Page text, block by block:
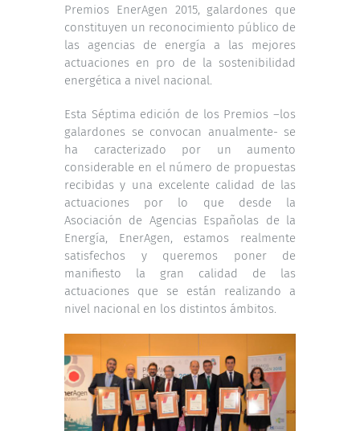
Premios EnerAgen 2015, galardones que
constituyen un reconocimiento público de
las agencias de energía a las mejores
actuaciones en pro de la sostenibilidad
energética a nivel nacional.
Esta Séptima edición de los Premios –los
galardones se convocan anualmente- se
ha caracterizado por un aumento
considerable en el número de propuestas
recibidas y una excelente calidad de las
actuaciones por lo que desde la
Asociación de Agencias Españolas de la
Energía, EnerAgen, estamos realmente
satisfechos y queremos poner de
manifiesto la gran calidad de las
actuaciones que se están realizando a
nivel nacional en los distintos ámbitos.